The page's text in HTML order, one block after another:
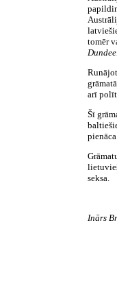
tomēr
Dundee.
arī
Šī
seksa.
Inārs